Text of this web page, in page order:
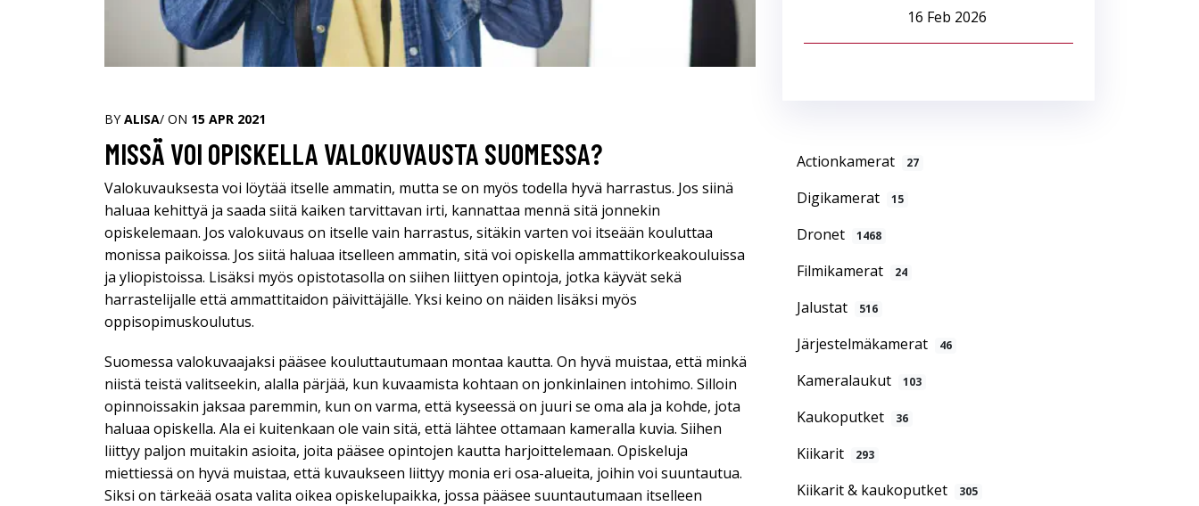
BYALISA/ ON 15 APR 2021
MISSÄ VOI OPISKELLA VALOKUVAUSTA SUOMESSA?
Valokuvauksesta voi löytää itselle ammatin, mutta se on myös todella hyvä harrastus. Jos siinä
haluaa kehittyä ja saada siitä kaiken tarvittavan irti, kannattaa mennä sitä jonnekin
opiskelemaan. Jos valokuvaus on itselle vain harrastus, sitäkin varten voi itseään kouluttaa
monissa paikoissa. Jos siitä haluaa itselleen ammatin, sitä voi opiskella ammattikorkeakouluissa
ja yliopistoissa. Lisäksi myös opistotasolla on siihen liittyen opintoja, jotka käyvät sekä
harrastelijalle että ammattitaidon päivittäjälle. Yksi keino on näiden lisäksi myös
oppisopimuskoulutus.
Suomessa valokuvaajaksi pääsee kouluttautumaan montaa kautta. On hyvä muistaa, että minkä
niistä teistä valitseekin, alalla pärjää, kun kuvaamista kohtaan on jonkinlainen intohimo. Silloin
opinnoissakin jaksaa paremmin, kun on varma, että kyseessä on juuri se oma ala ja kohde, jota
haluaa opiskella. Ala ei kuitenkaan ole vain sitä, että lähtee ottamaan kameralla kuvia. Siihen
liittyy paljon muitakin asioita, joita pääsee opintojen kautta harjoittelemaan. Opiskeluja
miettiessä on hyvä muistaa, että kuvaukseen liittyy monia eri osa-alueita, joihin voi suuntautua.
Siksi on tärkeää osata valita oikea opiskelupaikka, jossa pääsee suuntautumaan itselleen
16 Feb 2026
Actionkamerat 27
Digikamerat 15
Dronet 1468
Filmikamerat 24
Jalustat 516
Järjestelmäkamerat 46
Kameralaukut 103
Kaukoputket 36
Kiikarit 293
Kiikarit & kaukoputket 305